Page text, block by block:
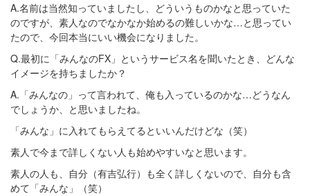
A.名前は当然知っていましたし、どういうものかなと思っていた
のですが、素人なのでなかなか始めるの難しいかな…と思ってい
たので、今回本当にいい機会になりました。
Q.最初に「みんなのFX」というサービス名を聞いたとき、どんな
イメージを持ちましたか？
A.「みんなの」って言われて、俺も入っているのかな…どうなん
でしょうか、と思いましたね。
「みんな」に入れてもらえてるといいんだけどな（笑）
素人で今まで詳しくない人も始めやすいなと思います。
素人の人も、自分（有吉弘行）も全く詳しくないので、自分も含
めて「みんな」（笑）